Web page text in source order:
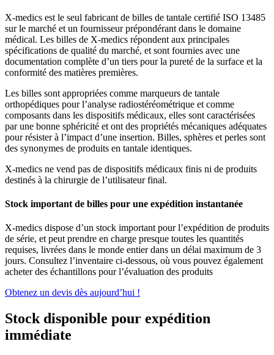
X-medics est le seul fabricant de billes de tantale certifié ISO 13485
sur le marché et un fournisseur prépondérant dans le domaine
médical. Les billes de X-medics répondent aux principales
spécifications de qualité du marché, et sont fournies avec une
documentation complète d’un tiers pour la pureté de la surface et la
conformité des matières premières.
Les billes sont appropriées comme marqueurs de tantale
orthopédiques pour l’analyse radiostéréométrique et comme
composants dans les dispositifs médicaux, elles sont caractérisées
par une bonne sphéricité et ont des propriétés mécaniques adéquates
pour résister à l’impact d’une insertion. Billes, sphères et perles sont
des synonymes de produits en tantale identiques.
X-medics ne vend pas de dispositifs médicaux finis ni de produits
destinés à la chirurgie de l’utilisateur final.
Stock important de billes pour une expédition instantanée
X-medics dispose d’un stock important pour l’expédition de produits
de série, et peut prendre en charge presque toutes les quantités
requises, livrées dans le monde entier dans un délai maximum de 3
jours. Consultez l’inventaire ci-dessous, où vous pouvez également
acheter des échantillons pour l’évaluation des produits
Obtenez un devis dès aujourd’hui !
Stock disponible pour expédition
immédiate